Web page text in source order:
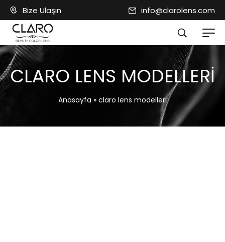
Bize Ulaşın info@clarolens.com
CLARO LENS MODELLERI
Anasayfa » claro lens modelleri